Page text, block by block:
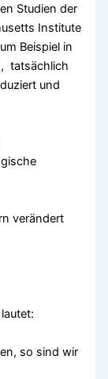
Studien der
Institute
Beispiel in
tatsächlich
und
verändert
so sind wir